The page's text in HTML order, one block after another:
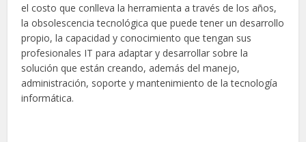
el costo que conlleva la herramienta a través de los años,
la obsolescencia tecnológica que puede tener un desarrollo
propio, la capacidad y conocimiento que tengan sus
profesionales IT para adaptar y desarrollar sobre la
solución que están creando, además del manejo,
administración, soporte y mantenimiento de la tecnología
informática.